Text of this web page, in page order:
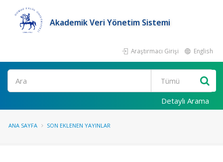
Akademik Veri Yönetim Sistemi
Araştırmacı Girişi English
Ara
Detaylı Arama
ANA SAYFA SON EKLENEN YAYINLAR